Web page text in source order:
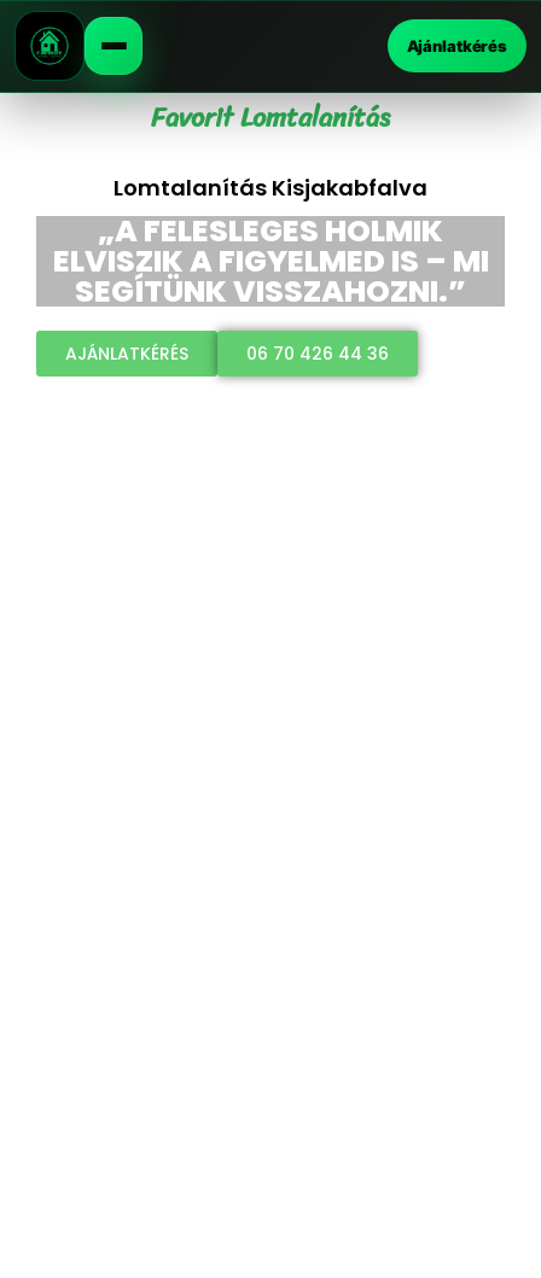
Ajánlatkérés
Favorit Lomtalanítás
Lomtalanítás Kisjakabfalva
„A FELESLEGES HOLMIK
ELVISZIK A FIGYELMED IS – MI
SEGÍTÜNK VISSZAHOZNI.”
AJÁNLATKÉRÉS 06 70 426 44 36